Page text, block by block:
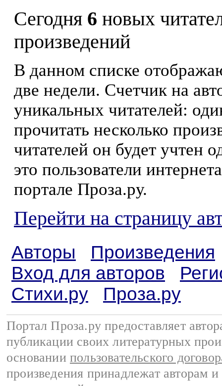
Сегодня 6 новых
произведений
В данном списке
две недели. Счетчик на
уникальных читателей:
прочитать несколько
читателей он будет учтен
это пользователи
портале Проза.ру.
Перейти на страницу
Авторы
Произведения
Вход для авторов
Стихи.ру
Проза.ру
Портал Проза.ру предоставляет
публикации своих литературных
основании пользовательского
произведения принадлежат авторам